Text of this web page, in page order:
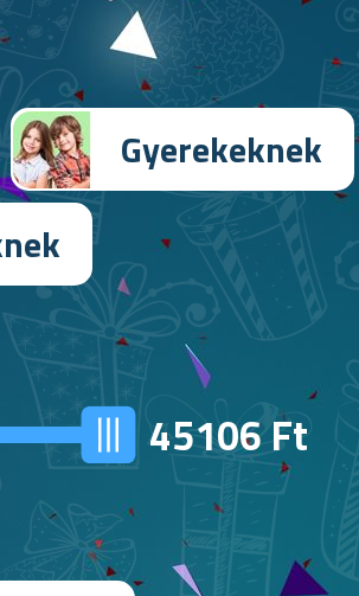
Gyerekeknek
45106Ft